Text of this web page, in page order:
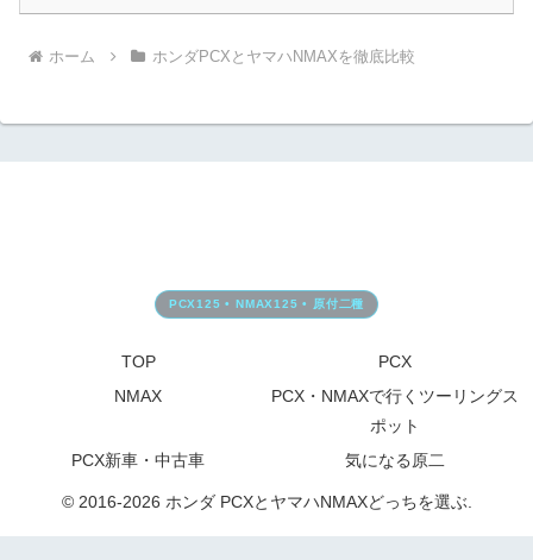
ホーム ホンダPCXとヤマハNMAXを徹底比較
TOP
PCX
NMAX
PCX・NMAXで行くツーリングス
ポット
PCX新車・中古車
気になる原二
© 2016-2026 ホンダ PCXとヤマハNMAXどっちを選ぶ.